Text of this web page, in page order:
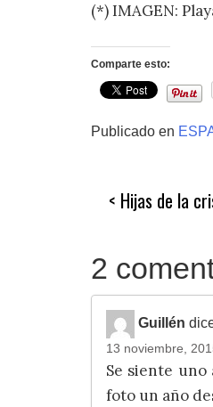
(*) IMAGEN:
Comparte esto:
Publicado en
de
entradas
Hijas de la
2
Guillén
13 noviembre,
Se siente
foto un año